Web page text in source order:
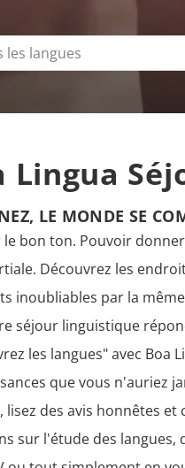
les langues
Lingua
LE MONDE SE
bon ton. Pouvoir
Découvrez les
inoubliables par la
séjour linguistique
les langues" avec Boa
que vous n'auriez
lisez des avis honnêtes et
sur l'étude des